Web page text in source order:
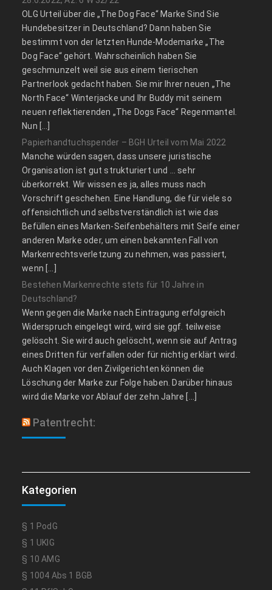
OLG Urteil über die „The Dog Face“ Marke Sind Sie
Hundebesitzer in Deutschland? Dann haben Sie
bestimmt von der letzten Hunde-Modemarke „The
Dog Face“ gehört. Wahrscheinlich haben Sie
geschmunzelt weil sie aus einem tierischen
Partnerlook gedacht haben. Sie mir Ihrer neuen „The
North Face“ Winterjacke und Ihr Buddy mit seinem
neuen reflektierenden „The Dogs Face“ Regenmantel.
Nun […]
Papierhandtuchspender – BGH Urteil vom Mai 2022
Manche würden sagen, dass unsere juristische
Organisation ist gut strukturiert und … sehr
überkorrekt. Wir wissen es ja, alles muss nach
Vorschrift geschehen. Eine Handlung, die für viele so
offensichtlich und selbstverständlich ist wie das
Befüllen eines Marken-Seifenbehälters mit Seife einer
anderen Marke oder, um einen bekannten Fall von
Markenrechtsverletzung zu nehmen, was passiert,
wenn […]
Bestehen Markenrechte stets für 10 Jahre in
Deutschland?
Wenn gegen die Marke nach Eintragung erfolgreich
Widerspruch eingelegt wird, wird sie ggf. teilweise
gelöscht. Sie wird auch gelöscht, wenn sie auf Antrag
eines Dritten für verfallen oder für nichtig erklärt wird.
Auch Klagen vor den Zivilgerichten können die
Löschung der Marke zur Folge haben. Darüber hinaus
wird die Marke vor Ablauf der zehn Jahre […]
Patentrecht:
Kategorien
§ 1 PodG
§ 1 UKlG
§ 10 AMG
§ 1004 Abs 1 BGB